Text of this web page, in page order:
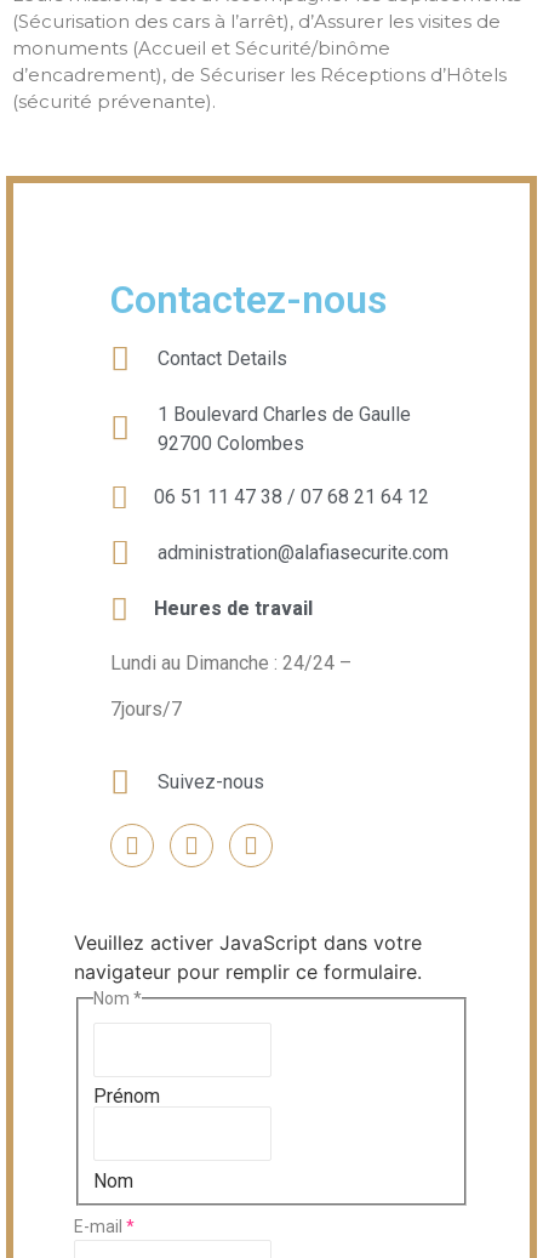
(Sécurisation des cars à l’arrêt), d’Assurer les visites de
monuments (Accueil et Sécurité/binôme
d’encadrement), de Sécuriser les Réceptions d’Hôtels
(sécurité prévenante).
Contactez-nous
Contact Details
1 Boulevard Charles de Gaulle
92700 Colombes
06 51 11 47 38 / 07 68 21 64 12
administration@alafiasecurite.com
Heures de travail
Lundi au Dimanche : 24/24 –
7jours/7
Suivez-nous
Veuillez activer JavaScript dans votre
navigateur pour remplir ce formulaire.
Nom *
Prénom
Nom
E-mail *